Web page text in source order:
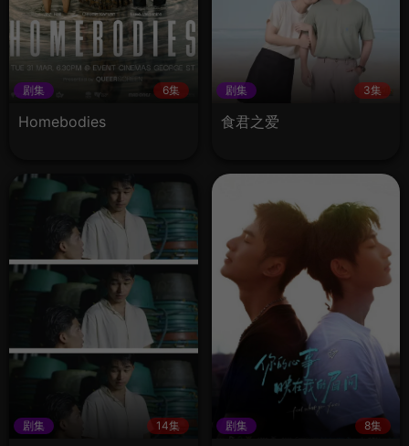
剧集 6集
Homebodies
剧集 3集
食君之爱
剧集 14集 剧集 8集